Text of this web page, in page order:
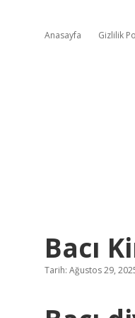
Anasayfa Gizlilik
Bacı
Tarih: Ağustos 29,